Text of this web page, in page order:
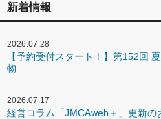
新着情報
2026.07.28
【予約受付スタート！】第152回
物
2026.07.17
経営コラム「JMCAweb＋」更新の